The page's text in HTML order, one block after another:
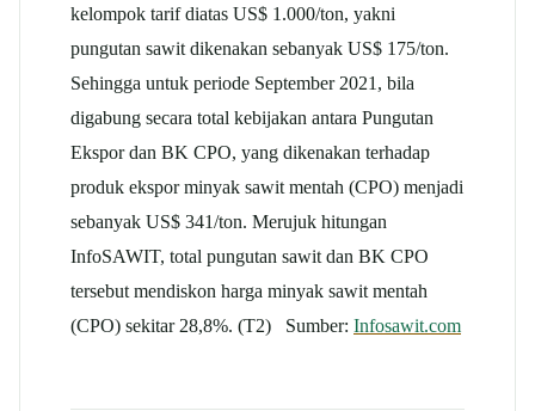
kelompok tarif diatas US$ 1.000/ton, yakni
pungutan sawit dikenakan sebanyak US$ 175/ton.
Sehingga untuk periode September 2021, bila
digabung secara total kebijakan antara Pungutan
Ekspor dan BK CPO, yang dikenakan terhadap
produk ekspor minyak sawit mentah (CPO) menjadi
sebanyak US$ 341/ton. Merujuk hitungan
InfoSAWIT, total pungutan sawit dan BK CPO
tersebut mendiskon harga minyak sawit mentah
(CPO) sekitar 28,8%. (T2) Sumber: Infosawit.com